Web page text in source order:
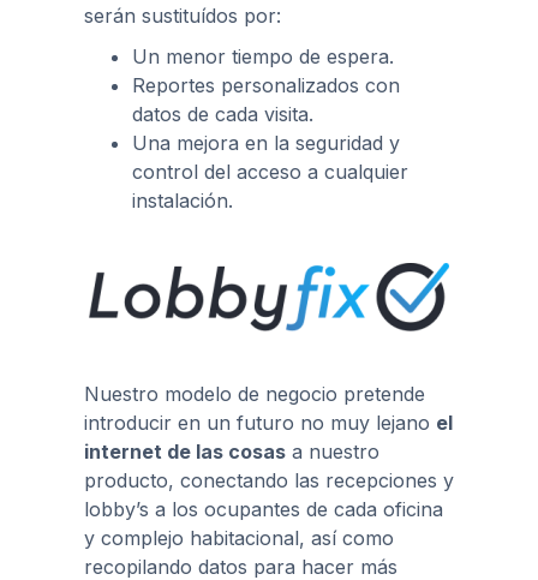
serán sustituídos por:
Un menor tiempo de espera.
Reportes personalizados con
datos de cada visita.
Una mejora en la seguridad y
control del acceso a cualquier
instalación.
Nuestro modelo de negocio pretende
introducir en un futuro no muy lejano el
internet de las cosas a nuestro
producto, conectando las recepciones y
lobby’s a los ocupantes de cada oficina
y complejo habitacional, así como
recopilando datos para hacer más